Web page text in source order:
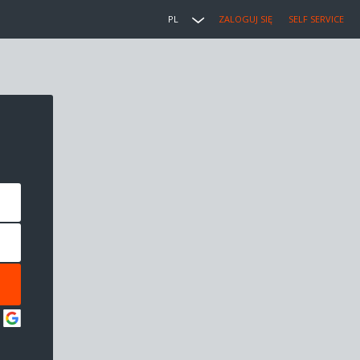
PL ZALOGUJ SIĘ SELF SERVICE